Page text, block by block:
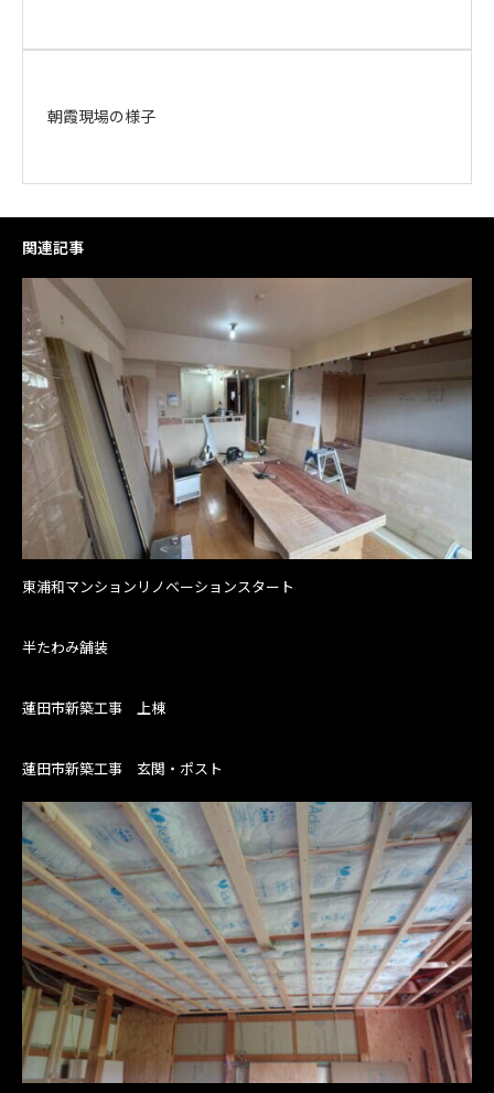
朝霞現場の様子
関連記事
東浦和マンションリノベーションスタート
半たわみ舗装
蓮田市新築工事 上棟
蓮田市新築工事 玄関・ポスト